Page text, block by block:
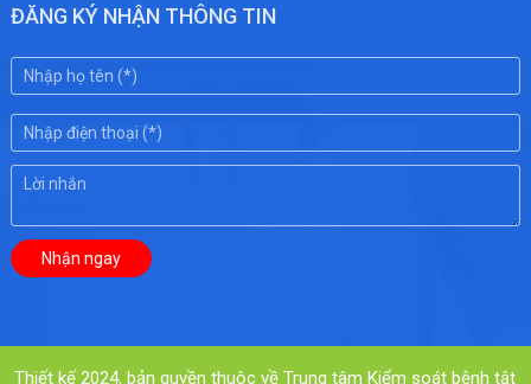
ĐĂNG KÝ NHẬN THÔNG TIN
Thiết kế 2024, bản quyền thuộc về Trung tâm Kiểm soát bệnh tật